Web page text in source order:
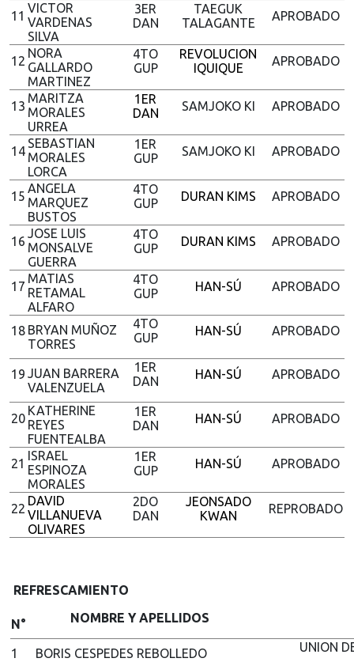
11
VICTOR
VARDENAS
SILVA
3ER
DAN
TAEGUK
TALAGANTE
APROBADO
12
NORA
GALLARDO
MARTINEZ
4TO
GUP
REVOLUCION
IQUIQUE
APROBADO
13
MARITZA
MORALES
URREA
1ER
DAN
SAMJOKO KI APROBADO
14
SEBASTIAN
MORALES
LORCA
1ER
GUP
SAMJOKO KI APROBADO
15
ANGELA
MARQUEZ
BUSTOS
4TO
GUP
DURAN KIMS APROBADO
16
JOSE LUIS
MONSALVE
GUERRA
4TO
GUP
DURAN KIMS APROBADO
17
MATIAS
RETAMAL
ALFARO
4TO
GUP
HAN-SÚ APROBADO
18 BRYAN MUÑOZ
TORRES
4TO
GUP
HAN-SÚ APROBADO
19 JUAN BARRERA
VALENZUELA
1ER
DAN
HAN-SÚ APROBADO
20
KATHERINE
REYES
FUENTEALBA
1ER
DAN
HAN-SÚ APROBADO
21
ISRAEL
ESPINOZA
MORALES
1ER
GUP
HAN-SÚ APROBADO
22
DAVID
VILLANUEVA
OLIVARES
2DO
DAN
JEONSADO
KWAN
REPROBADO
REFRESCAMIENTO
N° NOMBRE Y APELLIDOS
1 BORIS CESPEDES REBOLLEDO UNION